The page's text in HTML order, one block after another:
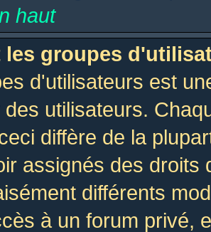
haut
les groupes
d'utilisateurs est
des utilisateurs.
diffère de la
assignés des
différents
à un forum privé,